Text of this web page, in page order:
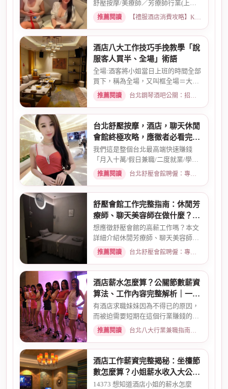
舒壓按摩/美療師／芳療師行業(上班
天數可自選) 特種行業工作也...
推薦閱讀 【禮服酒店消費攻略】KTV喝酒娛樂、價格試算 · 2026-01-15
酒店八大工作技巧手挽教學「說
服客人買半、全場」術語
全場:酒客將小姐當日上班的時間全部
買下，稱為全場，又叫框全場＝大框
＝外全酒店買框送s外全多少...
推薦閱讀 台北鋼琴酒吧公關：招募條件與工作環境介紹 · 2026-03-26
台北舒壓按摩，酒店，聊天休閒
會館終極攻略，應徵者必看完整
指南
我們這是整個台北最高端快速賺錢
「月入十萬/假日兼職/二度就業/學生
兼職/八大廣告/林森北路KTV酒...
推薦閱讀 台北舒壓會館聘僱：專業按摩師職缺與職涯規劃 · 2026-01-07
舒壓會館工作完整指南：休閒芳
療師、聊天美容師在做什麼？薪
資待遇一次看
想應徵舒壓會館的高薪工作嗎？本文
詳細介紹休閒芳療師、聊天美容師的
真實工作內容、薪資計算方式...
推薦閱讀 台北舒壓會館聘僱：專業按摩師職缺與職涯規劃 · 2026-03-09
酒店薪水怎麼算？公關節數薪資
算法、工作內容完整解析｜一次
搞懂收入結構
有酒店求職妹妹因為不得已的原因，
而被迫需要短期在這個行業賺錢的時
候而環境又你文章提到的那麼...
推薦閱讀 台北八大行業兼職指南：熱門職缺與求職須知 · 2026-02-13
酒店工作薪資完整揭秘：坐檯節
數怎麼算？小姐薪水收入大公開
｜2026最新
14373 想知道酒店小姐的薪水怎麼